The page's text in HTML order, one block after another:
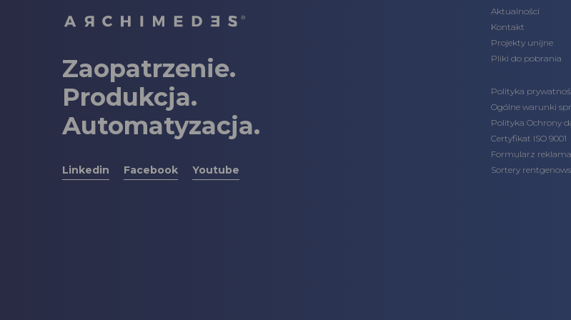
Zaopatrzenie.
Produkcja.
Automatyzacja.
Linkedin Facebook Youtube
Aktualności
Kontakt
Projekty unijne
Pliki do pobrania
Polityka
Ogólne warunki
Polityka Ochrony
Certyfikat ISO 9001
Formularz
Sortery